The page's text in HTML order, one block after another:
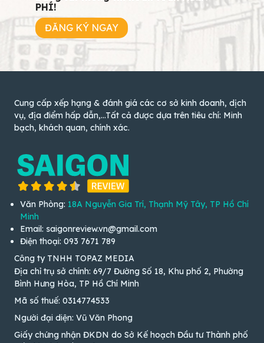
PHÍ!
ĐĂNG KÝ NGAY
Cung cấp xếp hạng & đánh giá các cơ sở kinh doanh, dịch
vụ, địa điểm hấp dẫn,...Tất cả được dựa trên tiêu chí: Minh
bạch, khách quan, chính xác.
Văn Phòng: 18A Nguyễn Gia Trí, Thạnh Mỹ Tây, TP Hồ Chí
Minh
Email: saigonreview.vn@gmail.com
Điện thoại: 093 7671 789
Công ty TNHH TOPAZ MEDIA
Địa chỉ trụ sở chính: 69/7 Đường Số 18, Khu phố 2, Phường
Bình Hưng Hòa, TP Hồ Chí Minh
Mã số thuế: 0314774533
Người đại diện: Vũ Văn Phong
Giấy chứng nhận ĐKDN do Sở Kế hoạch Đầu tư Thành phố